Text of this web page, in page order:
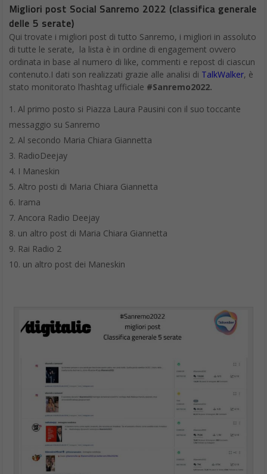
Migliori post Social Sanremo 2022 (classifica generale
delle 5 serate)
Qui trovate i migliori post di tutto Sanremo, i migliori in assoluto
di tutte le serate, la lista è in ordine di engagement ovvero
ordinata in base al numero di like, commenti e repost di ciascun
contenuto.I dati son realizzati grazie alle analisi di TalkWalker, è
stato monitorato l’hashtag ufficiale #Sanremo2022.
Al primo posto si Piazza Laura Pausini con il suo toccante
messaggio su Sanremo
Al secondo Maria Chiara Giannetta
RadioDeejay
I Maneskin
Altro posti di Maria Chiara Giannetta
Irama
Ancora Radio Deejay
un altro post di Maria Chiara Giannetta
Rai Radio 2
un altro post dei Maneskin